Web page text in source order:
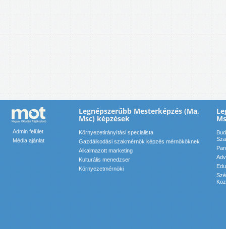
Admin felület
Média ajánlat
Legnépszerűbb Mesterképzés (Ma,
Msc) képzések
Környezetirányítási specialista
Gazdálkodási szakmérnök képzés mérnököknek
Alkalmazott marketing
Kulturális menedzser
Környezetmérnöki